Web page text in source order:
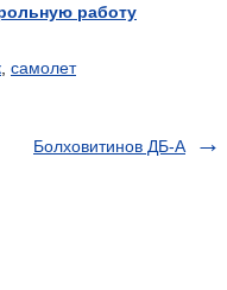
работу
самолет
Болховитинов ДБ-А